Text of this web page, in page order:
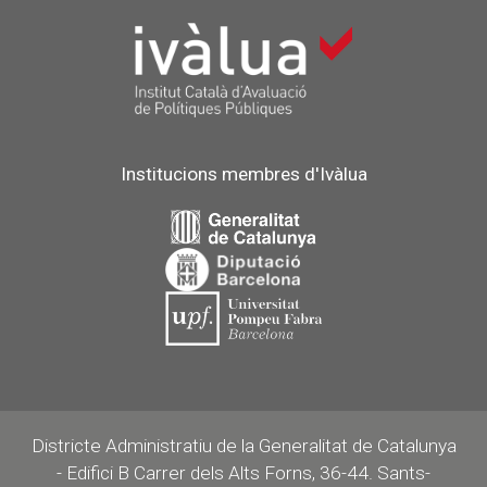
Institucions membres d'Ivàlua
Districte Administratiu de la Generalitat de Catalunya
- Edifici B Carrer dels Alts Forns, 36-44. Sants-